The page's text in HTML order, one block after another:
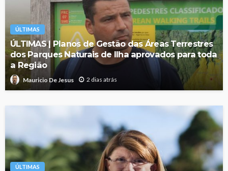
ÚLTIMAS
ÚLTIMAS | Planos de Gestão das Áreas Terrestres
dos Parques Naturais de Ilha aprovados para toda
a Região
Mauricio De Jesus 2 dias atrás
ÚLTIMAS